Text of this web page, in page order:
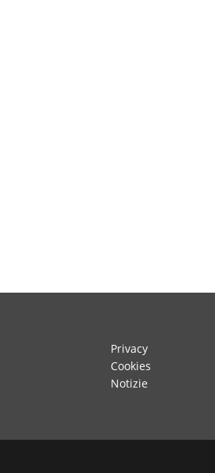
Privacy
Cookies
Notizie